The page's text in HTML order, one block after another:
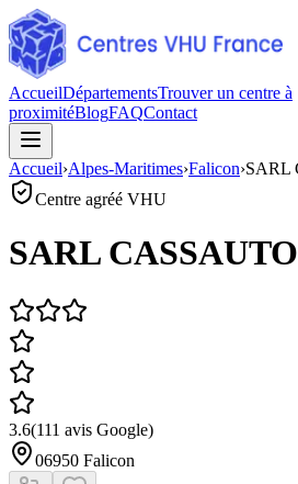
AccueilDépartementsTrouver un centre à
proximitéBlogFAQContact
Accueil›Alpes-Maritimes›Falicon›SARL
Centre agréé VHU
SARL
3.6(111 avis Google)
06950 Falicon